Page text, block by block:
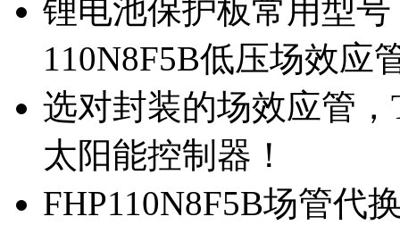
锂电池保护板常用型
110N8F5B低压场效应
选对封装的场效应管
太阳能控制器！
FHP110N8F5B场管代